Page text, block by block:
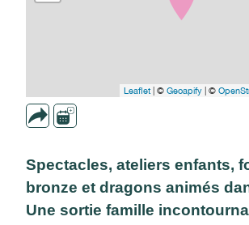
Leaflet| © Geoapify | ©
Spectacles, ateliers enfants,
bronze et dragons animés
Une sortie famille